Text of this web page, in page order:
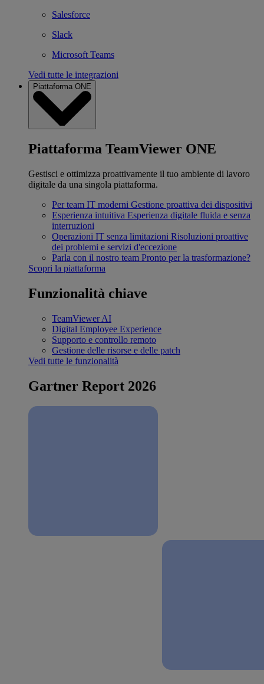
Salesforce
Slack
Microsoft Teams
Vedi tutte le integrazioni
Piattaforma ONE
Piattaforma TeamViewer ONE
Gestisci e ottimizza proattivamente il tuo ambiente di lavoro
digitale da una singola piattaforma.
Per team IT moderni Gestione proattiva dei dispositivi
Esperienza intuitiva Esperienza digitale fluida e senza
interruzioni
Operazioni IT senza limitazioni Risoluzioni proattive
dei problemi e servizi d'eccezione
Parla con il nostro team Pronto per la trasformazione?
Scopri la piattaforma
Funzionalità chiave
TeamViewer AI
Digital Employee Experience
Supporto e controllo remoto
Gestione delle risorse e delle patch
Vedi tutte le funzionalità
Gartner Report 2026